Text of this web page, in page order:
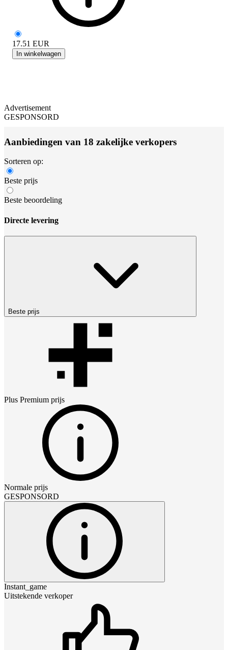
17.51 EUR
In winkelwagen
Advertisement
GESPONSORD
Aanbiedingen van 18 zakelijke verkopers
Sorteren op:
Beste prijs
Beste beoordeling
Directe levering
Beste prijs
Plus Premium prijs
Normale prijs
GESPONSORD
Instant_game
Uitstekende verkoper